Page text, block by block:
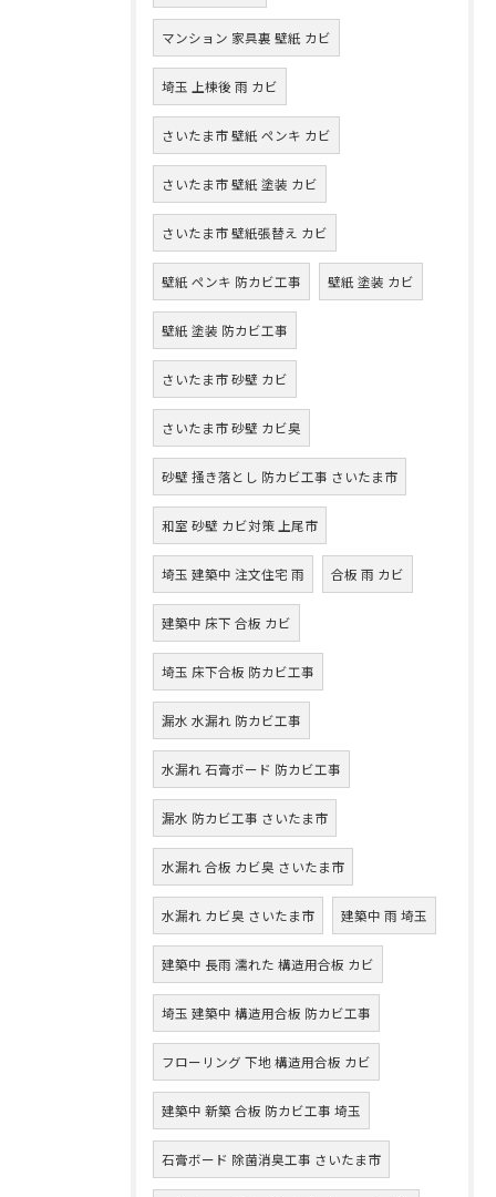
マンション 家具裏 壁紙 カビ
埼玉 上棟後 雨 カビ
さいたま市 壁紙 ペンキ カビ
さいたま市 壁紙 塗装 カビ
さいたま市 壁紙張替え カビ
壁紙 ペンキ 防カビ工事 壁紙 塗装 カビ
壁紙 塗装 防カビ工事
さいたま市 砂壁 カビ
さいたま市 砂壁 カビ臭
砂壁 掻き落とし 防カビ工事 さいたま市
和室 砂壁 カビ対策 上尾市
埼玉 建築中 注文住宅 雨 合板 雨 カビ
建築中 床下 合板 カビ
埼玉 床下合板 防カビ工事
漏水 水漏れ 防カビ工事
水漏れ 石膏ボード 防カビ工事
漏水 防カビ工事 さいたま市
水漏れ 合板 カビ臭 さいたま市
水漏れ カビ臭 さいたま市 建築中 雨 埼玉
建築中 長雨 濡れた 構造用合板 カビ
埼玉 建築中 構造用合板 防カビ工事
フローリング 下地 構造用合板 カビ
建築中 新築 合板 防カビ工事 埼玉
石膏ボード 除菌消臭工事 さいたま市